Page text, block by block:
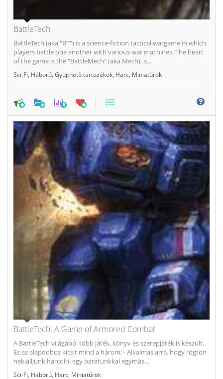
BattleTech
BattleTech (aka "BT") is a science-fiction tactical wargame in which
players battle one another with various war machines. The heart
of the game is the "BattleMech" (aka Mech), a...
Sci-Fi, Háború, Gyűjthető tartozékok, Harc, Miniatűrök
0
BattleTech: A Game of Armored Combat
A BattleTech világából több játék, könyv és szerepjáték is készült.
Ez az alapdoboz kicsit mind a három; - Alkalmas arra, hogy rögtön
nekiálljunk harcolni egy barátunkkal egymás...
Sci-Fi, Háború, Harc, Miniatűrök